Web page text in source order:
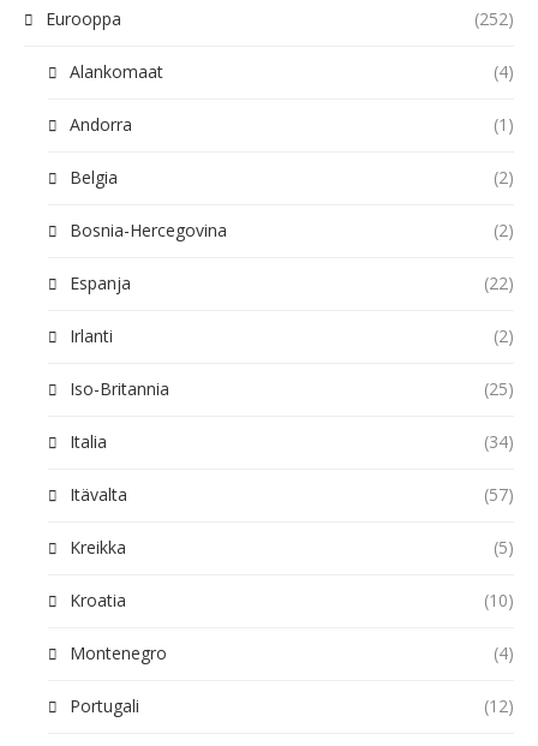
Eurooppa (252)
Alankomaat (4)
Andorra (1)
Belgia (2)
Bosnia-Hercegovina (2)
Espanja (22)
Irlanti (2)
Iso-Britannia (25)
Italia (34)
Itävalta (57)
Kreikka (5)
Kroatia (10)
Montenegro (4)
Portugali (12)